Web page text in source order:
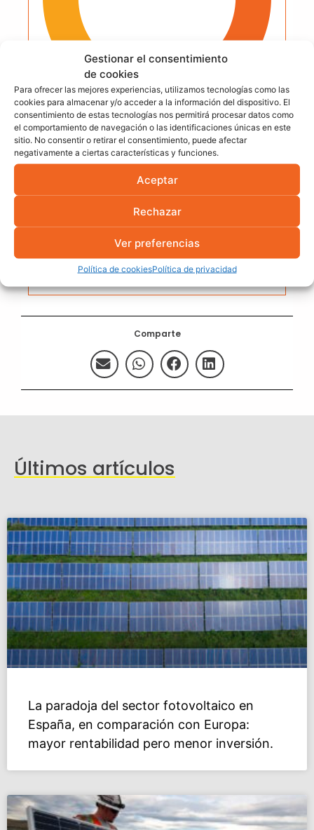
Gestionar el consentimiento
de cookies
Para ofrecer las mejores experiencias, utilizamos tecnologías como las
cookies para almacenar y/o acceder a la información del dispositivo. El
consentimiento de estas tecnologías nos permitirá procesar datos como
el comportamiento de navegación o las identificaciones únicas en este
sitio. No consentir o retirar el consentimiento, puede afectar
negativamente a ciertas características y funciones.
Aceptar
Rechazar
Ver preferencias
Política de cookiesPolítica de privacidad
Comparte
Equipo Técnico Fotovol
Artículo elaborado por el equipo técnico de
Fotovol, ingeniería EPC con más de 25 años
instalada en proyectos fotovoltaicos en
Girona y Cataluña. Todos nuestros
contenidos son revisados por técnicos
instaladores con experiencia en campo.
Últimos artículos
La paradoja del sector fotovoltaico en
España, en comparación con Europa:
mayor rentabilidad pero menor inversión.